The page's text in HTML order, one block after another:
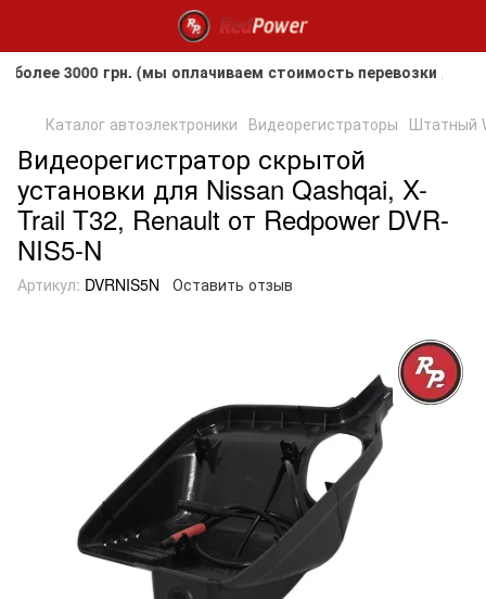
грн. (мы оплачиваем стоимость перевозки до
Каталог автоэлектроники Видеорегистраторы Штатный
Видеорегистратор скрытой
установки для Nissan Qashqai, X-
Trail T32, Renault от Redpower DVR-
NIS5-N
Артикул: DVRNIS5N Оставить отзыв